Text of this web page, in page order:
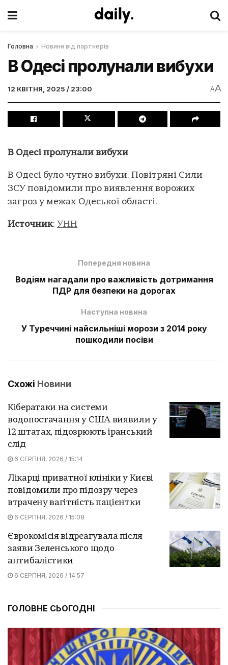
Головна Новини від партнерів
В Одесі пролунали вибухи
12 КВІТНЯ, 2025 / 23:00 AA
В Одесі пролунали вибухи
В Одесі було чутно вибухи. Повітряні Сили
ЗСУ повідомили про виявлення ворожих
загроз у межах Одеської області.
Источник: УНН
Попередня новина
Водіям нагадали про важливість дотримання
ПДР для безпеки на дорогах
Наступна новина
У Туреччині найсильніші морози з 2014 року
пошкодили посіви
Схожі Новини
Кібератаки на системи
водопостачання у США виявили у
12 штатах, підозрюють іранський
слід
6 СЕРПНЯ, 2026 / 15:14
Лікарці приватної клініки у Києві
повідомили про підозру через
втрачену вагітність пацієнтки
6 СЕРПНЯ, 2026 / 15:08
Єврокомісія відреагувала після
заяви Зеленського щодо
антибалістики
6 СЕРПНЯ, 2026 / 14:57
ГОЛОВНЕ СЬОГОДНІ